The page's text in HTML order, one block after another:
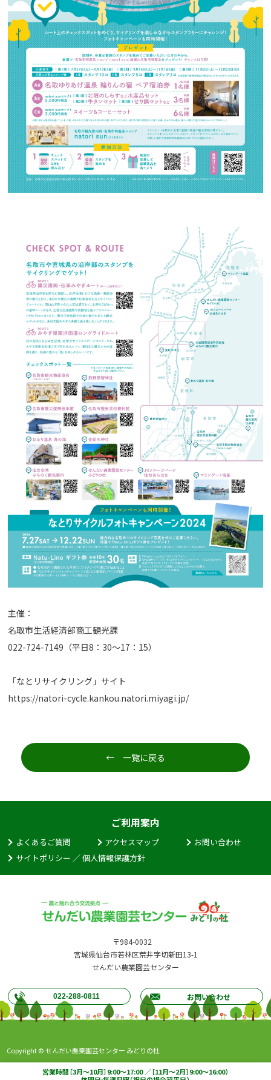
営業時間［3月～10月］9:00～17:00 ／［11月～2月］9:00～16:00）
主催：
名取市生活経済部商工観光課
022-724-7149（平日8：30～17：15）
「なとリサイクリング」サイト
https://natori-cycle.kankou.natori.miyagi.jp/
← 一覧に戻る
ご利用案内
よくあるご質問 アクセスマップ
お問い合わせ
サイトポリシー ／ 個人情報保護方針
〒984-0032
宮城県仙台市若林区荒井字切新田13-1
せんだい農業園芸センター
022-288-0811 お問い合わせ
Copyright © せんだい農業園芸センター みどりの杜